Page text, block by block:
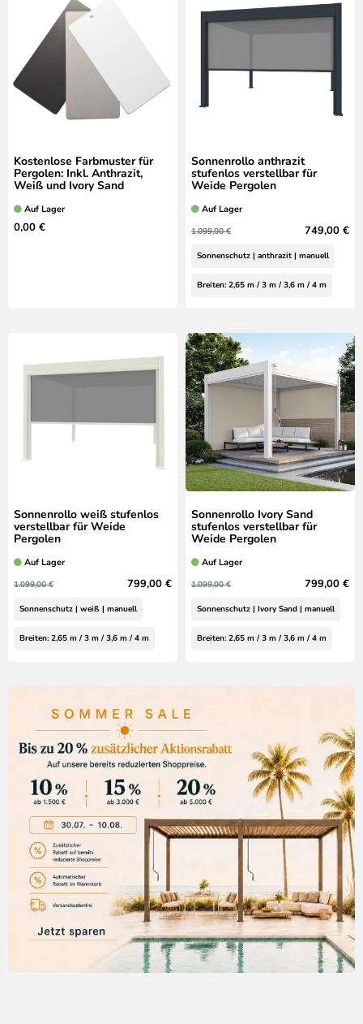
Kostenlose Farbmuster für
Pergolen: Inkl. Anthrazit,
Weiß und Ivory Sand
Auf Lager
0,00 €
Sonnenrollo anthrazit
stufenlos verstellbar für
Weide Pergolen
Auf Lager
1.099,00 € 749,00 €
Sonnenschutz | anthrazit | manuell
Breiten: 2,65 m / 3 m / 3,6 m / 4 m
Sonnenrollo weiß stufenlos
verstellbar für Weide
Pergolen
Auf Lager
1.099,00 € 799,00 €
Sonnenschutz | weiß | manuell
Breiten: 2,65 m / 3 m / 3,6 m / 4 m
Sonnenrollo Ivory Sand
stufenlos verstellbar für
Weide Pergolen
Auf Lager
1.099,00 € 799,00 €
Sonnenschutz | Ivory Sand | manuell
Breiten: 2,65 m / 3 m / 3,6 m / 4 m